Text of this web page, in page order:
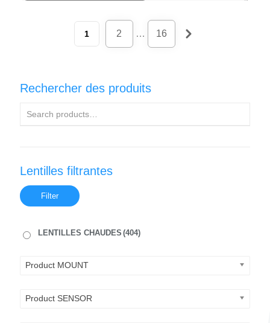
1 2 … 16
Rechercher des produits
Lentilles filtrantes
Filter
LENTILLES CHAUDES (404)
Product MOUNT
Product SENSOR